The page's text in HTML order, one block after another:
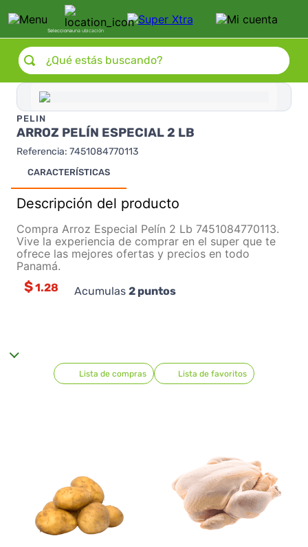
Seleccionauna ubicación
¿Qué estás buscando?
PELIN
ARROZ PELÍN ESPECIAL 2 LB
Referencia: 7451084770113
CARACTERÍSTICAS
Descripción del producto
Compra Arroz Especial Pelín 2 Lb 7451084770113.
Vive la experiencia de comprar en el super que te
ofrece las mejores ofertas y precios en todo
Panamá.
$1.28 Acumulas 2puntos
Lista de compras Lista de favoritos